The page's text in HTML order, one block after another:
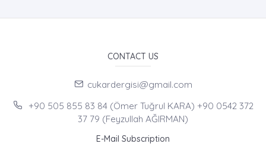
CONTACT US
cukardergisi@gmail.com
+90 505 855 83 84 (Ömer Tuğrul KARA) +90 0542 372
37 79 (Feyzullah AĞIRMAN)
E-Mail Subscription